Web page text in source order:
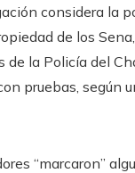
considera la
de los
la Policía del
pruebas, según
“marcaron”